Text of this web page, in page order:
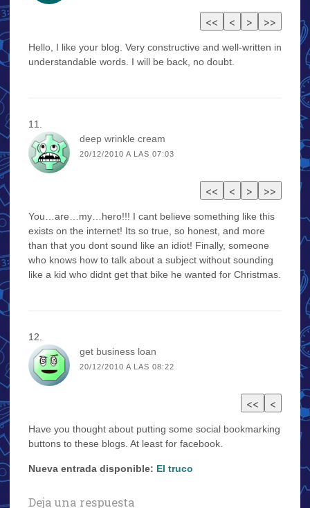
Hello, I like your blog. Very constructive and well-written in
understandable words. I will be back, no doubt.
deep wrinkle cream
20/12/2010 A LAS 07:03
You…are…my…hero!!! I cant believe something like this
exists on the internet! Its so true, so honest, and more
than that you dont sound like an idiot! Finally, someone
who knows how to talk about a subject without sounding
like a kid who didnt get that bike he wanted for Christmas.
get business loan
20/12/2010 A LAS 08:22
Have you thought about putting some social bookmarking
buttons to these blogs. At least for facebook.
Nueva entrada disponible: El truco
Deja una respuesta